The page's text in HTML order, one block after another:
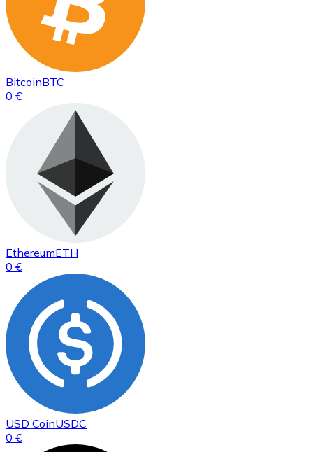
BitcoinBTC
0 €
EthereumETH
0 €
USD CoinUSDC
0 €